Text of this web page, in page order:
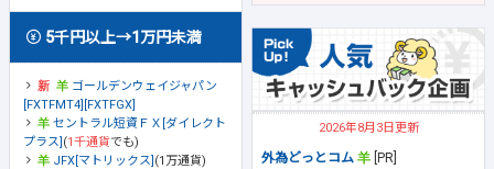
5千円以上→1万円未満
ゴールデンウェイジャパン
[FXTFMT4][FXTFGX]
セントラル短資ＦＸ[ダイレクト
プラス] (1千通貨でも)
JFX[マトリックス] (1万通貨)
2026年8月3日更新
外為どっとコム
[PR]